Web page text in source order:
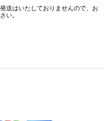
送はいたしておりませんので、お
い。